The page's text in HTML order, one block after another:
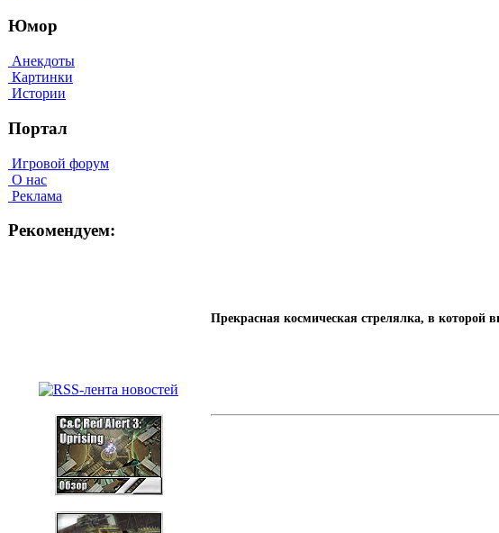
Юмор
Анекдоты
Картинки
Истории
Портал
Игровой форум
О нас
Реклама
Рекомендуем:
Прекрасная космическая стрелялка, в которой